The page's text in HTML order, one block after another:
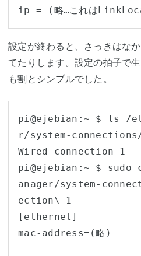
ip = (略…これは
設定が終わると、さっきはな
てたりします。設定の拍子で
も割とシンプルでした。
pi@ejebian:~ $ ls /
r/system-
Wired connection 1
pi@ejebian:~ $ sudo
anager/system-
ection\ 1
[ethernet]
mac-address=(略)